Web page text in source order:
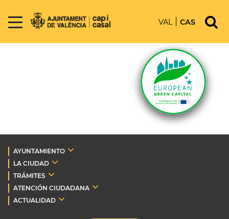
VAL CAS
AYUNTAMIENTO
LA CIUDAD
TRÁMITES
ATENCIÓN CIUDADANA
ACTUALIDAD